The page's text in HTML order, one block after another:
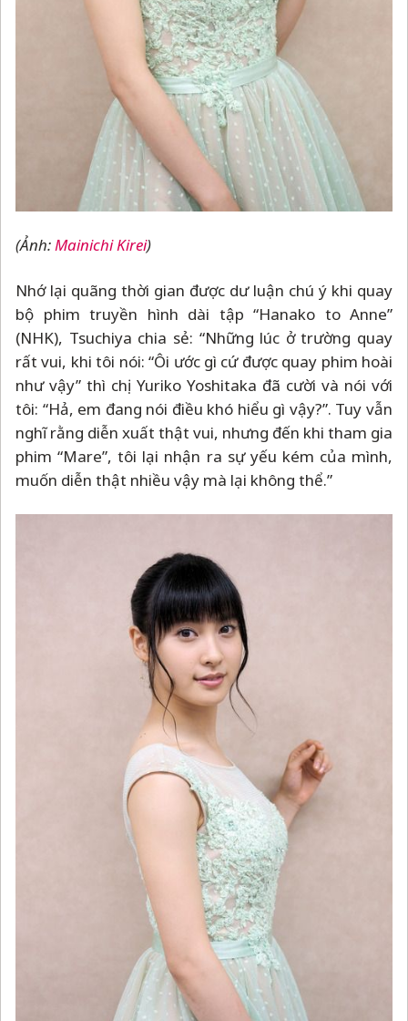
(Ảnh:Mainichi Kirei)
Nhớ lại quãng thời gian được dư luận chú ý khi quay
bộ phim truyền hình dài tập “Hanako to Anne”
(NHK), Tsuchiya chia sẻ: “Những lúc ở trường quay
rất vui, khi tôi nói: “Ôi ước gì cứ được quay phim hoài
như vậy” thì chị Yuriko Yoshitaka đã cười và nói với
tôi: “Hả, em đang nói điều khó hiểu gì vậy?”. Tuy vẫn
nghĩ rằng diễn xuất thật vui, nhưng đến khi tham gia
phim “Mare”, tôi lại nhận ra sự yếu kém của mình,
muốn diễn thật nhiều vậy mà lại không thể.”